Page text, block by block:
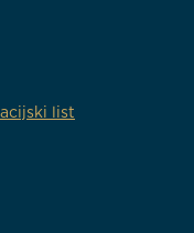
list